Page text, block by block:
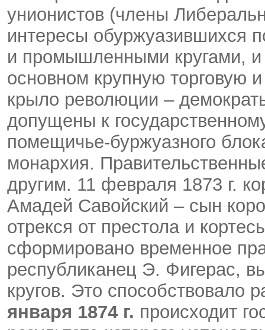
унионистов (члены
интересы обуржуазившихся
и промышленными кругами, и
основном крупную торговую
крыло революции –
допущены к
помещичье-буржуазного
монархия.
другим. 11 февраля 1873 г.
Амадей Савойский – сын
отрекся от престола и
сформировано временное
республиканец Э. Фигерас,
кругов. Это способствовало
января 1874 г. происходит